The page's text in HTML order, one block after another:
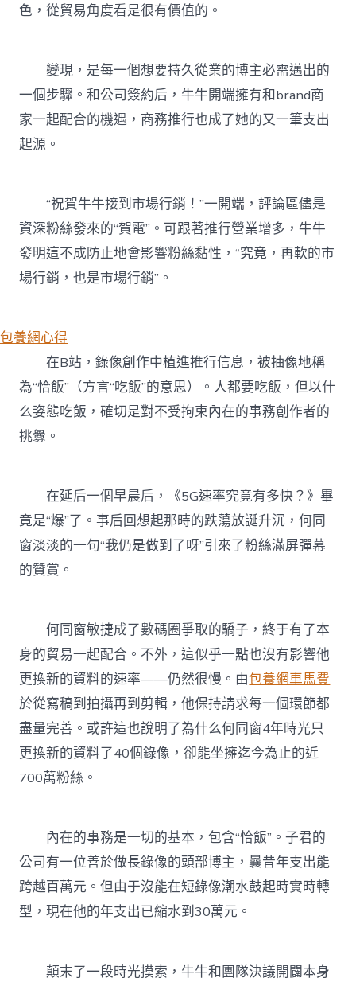
色，從貿易角度看是很有價值的。
變現，是每一個想要持久從業的博主必需邁出的
一個步驟。和公司簽約后，牛牛開端擁有和brand商
家一起配合的機遇，商務推行也成了她的又一筆支出
起源。
“祝賀牛牛接到市場行銷！”一開端，評論區儘是
資深粉絲發來的“賀電”。可跟著推行營業增多，牛牛
發明這不成防止地會影響粉絲黏性，“究竟，再軟的市
場行銷，也是市場行銷”。
包養網心得
在B站，錄像創作中植進推行信息，被抽像地稱
為“恰飯”（方言“吃飯”的意思）。人都要吃飯，但以什
么姿態吃飯，確切是對不受拘束內在的事務創作者的
挑釁。
在延后一個早晨后，《5G速率究竟有多快？》畢
竟是“爆”了。事后回想起那時的跌蕩放誕升沉，何同
窗淡淡的一句“我仍是做到了呀”引來了粉絲滿屏彈幕
的贊賞。
何同窗敏捷成了數碼圈爭取的驕子，終于有了本
身的貿易一起配合。不外，這似乎一點也沒有影響他
更換新的資料的速率——仍然很慢。由包養網車馬費
於從寫稿到拍攝再到剪輯，他保持請求每一個環節都
盡量完善。或許這也說明了為什么何同窗4年時光只
更換新的資料了40個錄像，卻能坐擁迄今為止的近
700萬粉絲。
內在的事務是一切的基本，包含“恰飯”。子君的
公司有一位善於做長錄像的頭部博主，曩昔年支出能
跨越百萬元。但由于沒能在短錄像潮水鼓起時實時轉
型，現在他的年支出已縮水到30萬元。
顛末了一段時光摸索，牛牛和團隊決議開闢本身